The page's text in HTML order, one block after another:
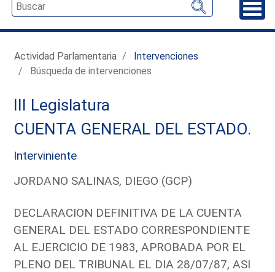
Actividad Parlamentaria
Intervenciones
Búsqueda de intervenciones
III Legislatura
CUENTA GENERAL DEL ESTADO.
Interviniente
JORDANO SALINAS, DIEGO (GCP)
DECLARACION DEFINITIVA DE LA CUENTA
GENERAL DEL ESTADO CORRESPONDIENTE
AL EJERCICIO DE 1983, APROBADA POR EL
PLENO DEL TRIBUNAL EL DIA 28/07/87, ASI